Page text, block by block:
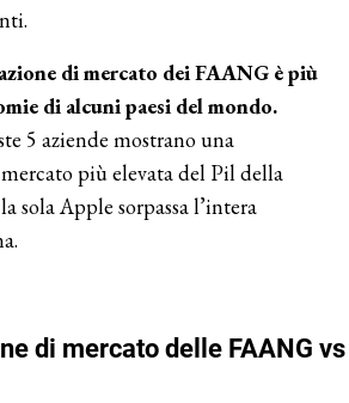
di mercato dei FAANG è più
di alcuni paesi del mondo.
5 aziende mostrano una
più elevata del Pil della
sola Apple sorpassa l’intera